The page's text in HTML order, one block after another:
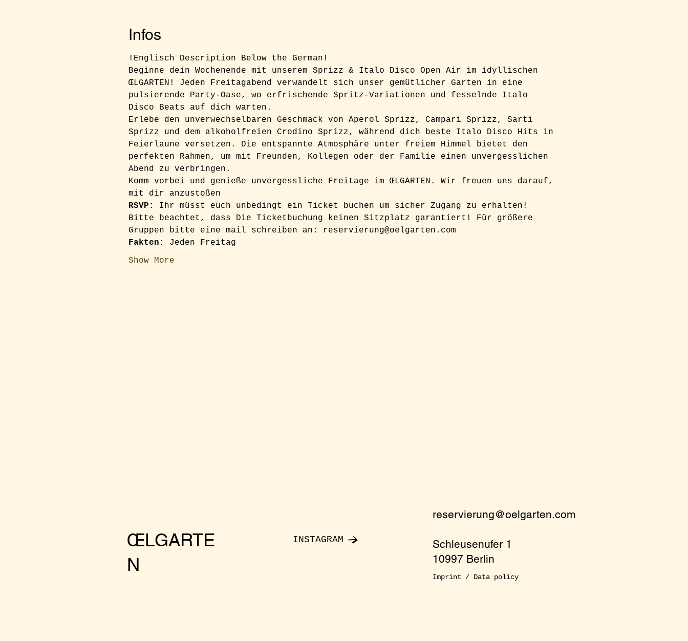
Infos
!Englisch Description Below the German!
Beginne dein Wochenende mit unserem Sprizz & Italo Disco Open Air im idyllischen
ŒLGARTEN! Jeden Freitagabend verwandelt sich unser gemütlicher Garten in eine
pulsierende Party-Oase, wo erfrischende Spritz-Variationen und fesselnde Italo
Disco Beats auf dich warten.
Erlebe den unverwechselbaren Geschmack von Aperol Sprizz, Campari Sprizz, Sarti
Sprizz und dem alkoholfreien Crodino Sprizz, während dich beste Italo Disco Hits in
Feierlaune versetzen. Die entspannte Atmosphäre unter freiem Himmel bietet den
perfekten Rahmen, um mit Freunden, Kollegen oder der Familie einen unvergesslichen
Abend zu verbringen.
Komm vorbei und genieße unvergessliche Freitage im ŒLGARTEN. Wir freuen uns darauf,
mit dir anzustoßen
RSVP: Ihr müsst euch unbedingt ein Ticket buchen um sicher Zugang zu erhalten!
Bitte beachtet, dass Die Ticketbuchung keinen Sitzplatz garantiert! Für größere
Gruppen bitte eine mail schreiben an: reservierung@oelgarten.com
Fakten:
Jeden Freitag
Show More
ŒLGARTE
N
INSTAGRAM
reservierung@oelgarten.com
Schleusenufer 1
10997 Berlin
Imprint / Data policy